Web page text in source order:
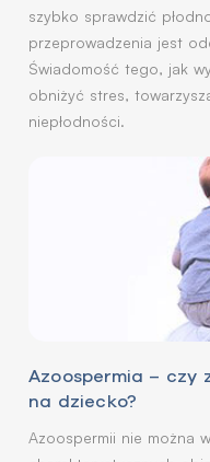
szybko sprawdzić
przeprowadzenia jest
Świadomość tego, jak
obniżyć stres,
niepłodności.
Azoospermia – czy
na dziecko?
Azoospermii nie można